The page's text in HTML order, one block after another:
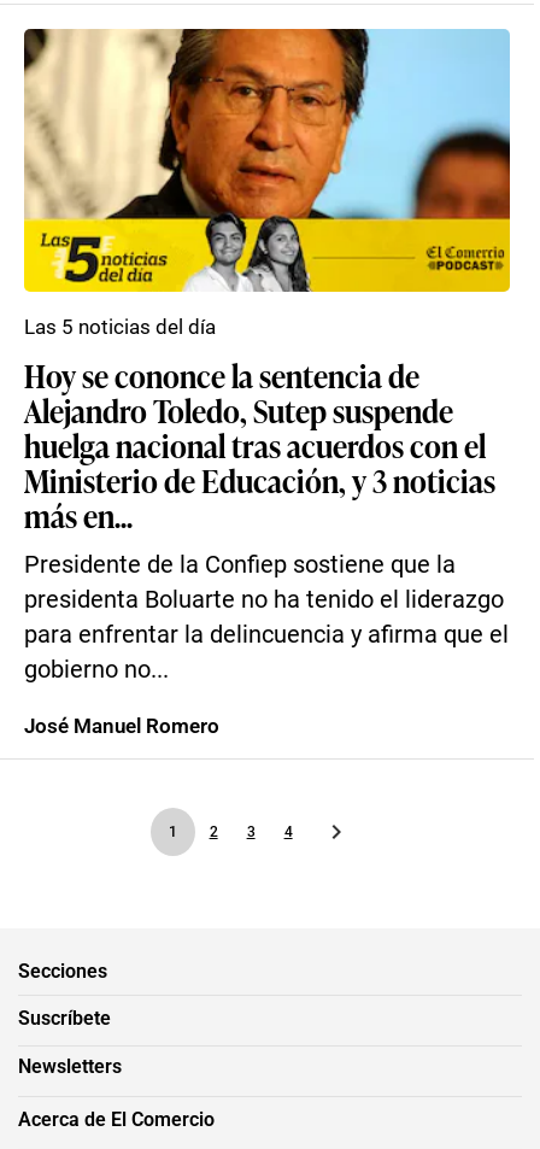
Hoy se cononce la sentencia de
Alejandro Toledo, Sutep suspende
huelga nacional tras acuerdos con el
Ministerio de Educación, y 3 noticias
más en...
Presidente de la Confiep sostiene que la
presidenta Boluarte no ha tenido el liderazgo
para enfrentar la delincuencia y afirma que el
gobierno no...
Las 5 noticias del día
José Manuel Romero
1 2 3 4
Secciones
Suscríbete
Newsletters
Acerca de El Comercio